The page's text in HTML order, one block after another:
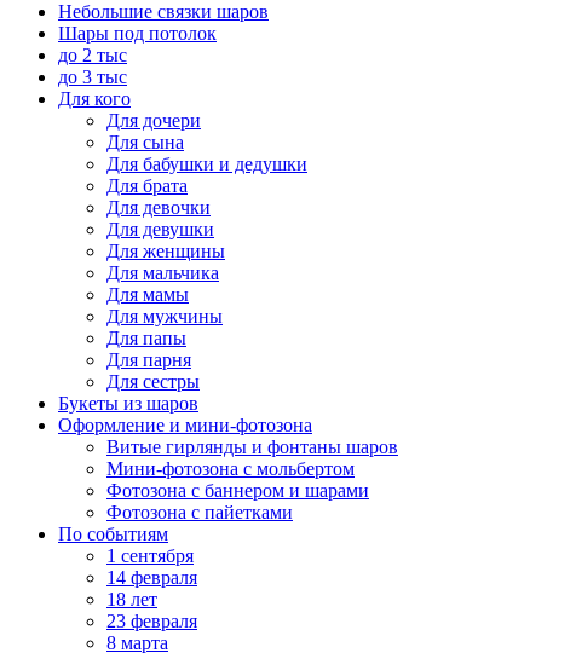
Небольшие связки шаров
Шары под потолок
до 2 тыс
до 3 тыс
Для кого
Для дочери
Для сына
Для бабушки и дедушки
Для брата
Для девочки
Для девушки
Для женщины
Для мальчика
Для мамы
Для мужчины
Для папы
Для парня
Для сестры
Букеты из шаров
Оформление и мини‑фотозона
Витые гирлянды и фонтаны шаров
Мини-фотозона с мольбертом
Фотозона с баннером и шарами
Фотозона с пайетками
По событиям
1 сентября
14 февраля
18 лет
23 февраля
8 марта